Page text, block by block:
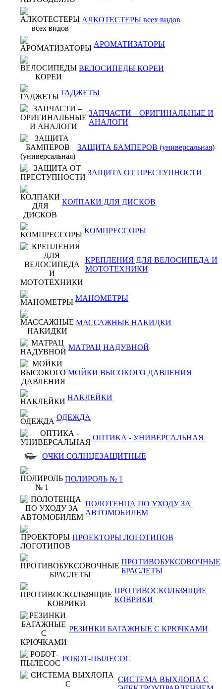
АЛКОТЕСТЕРЫ всех видов
АРОМАТИЗАТОРЫ
ВЕЛОСИПЕДЫ КОРЕИ
ГАДЖЕТЫ
ЗАПЧАСТИ – ОРИГИНАЛЬНЫЕ И
АНАЛОГИ
ЗАЩИТА БАМПЕРОВ (универсальная)
ЗАЩИТА ОТ ПРЕСТУПНОСТИ
КОЛПАКИ ДЛЯ ДИСКОВ
КОМПРЕССОРЫ
КРЕПЛЕНИЯ ДЛЯ ВЕЛОСИПЕДА И
МОТОТЕХНИКИ
МАНОМЕТРЫ
МАССАЖНЫЕ НАКИДКИ
МАТРАЦ НАДУВНОЙ
МОЙКИ ВЫСОКОГО ДАВЛЕНИЯ
НАКЛЕЙКИ
ОДЕЖДА
ОПТИКА - УНИВЕРСАЛЬНАЯ
ОЧКИ СОЛНЦЕЗАЩИТНЫЕ
ПОЛИРОЛЬ № 1
ПОЛОТЕНЦА ПО УХОДУ ЗА
АВТОМОБИЛЕМ
ПРОЕКТОРЫ ЛОГОТИПОВ
ПРОТИВОБУКСОВОЧНЫЕ
БРАСЛЕТЫ
ПРОТИВОСКОЛЬЗЯЩИЕ
КОВРИКИ
РЕЗИНКИ БАГАЖНЫЕ С КРЮЧКАМИ
РОБОТ-ПЫЛЕСОС
СИСТЕМА ВЫХЛОПА С